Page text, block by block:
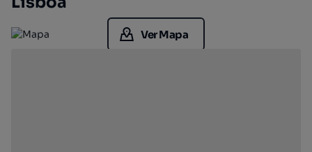
Ver Mapa